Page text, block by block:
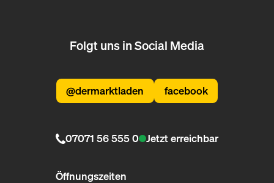
Folgt uns in Social Media
@dermarktladen facebook
07071 56 555 0 Jetzt erreichbar
Öffnungszeiten